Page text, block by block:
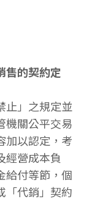
售的契約定
止」之規定並
機關公平交易
加以認定，考
經營成本負
給付等節，個
「代銷」契約